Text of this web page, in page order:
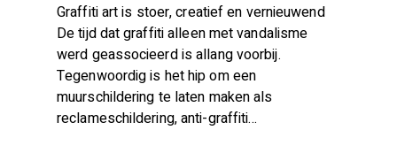
Graffiti art is stoer, creatief en vernieuwend
De tijd dat graffiti alleen met vandalisme
werd geassocieerd is allang voorbij.
Tegenwoordig is het hip om een
muurschildering te laten maken als
reclameschildering, anti-graffiti…